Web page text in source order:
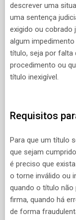
descrever uma
uma sentença
exigido ou cobrado
algum
título, seja por falta
procedimento ou
título inexigível.
Requisitos
Para que um título
que sejam
é preciso que
o torne inválido ou
quando o título
firma, quando há
de forma